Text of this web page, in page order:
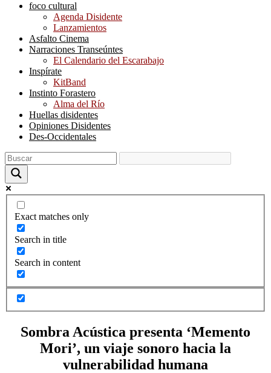
foco cultural
Agenda Disidente
Lanzamientos
Asfalto Cinema
Narraciones Transeúntes
El Calendario del Escarabajo
Inspírate
KitBand
Instinto Forastero
Alma del Río
Huellas disidentes
Opiniones Disidentes
Des-Occidentales
Exact matches only
Search in title
Search in content
Sombra Acústica presenta ‘Memento
Mori’, un viaje sonoro hacia la
vulnerabilidad humana